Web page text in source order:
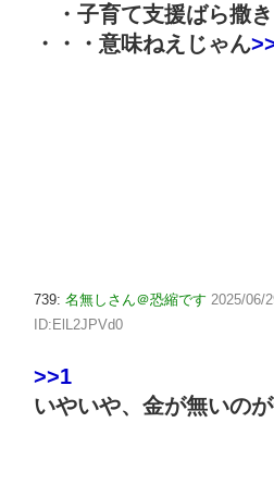
・子育て支援ばら撒き
・・・意味ねえじゃん
739: 名無しさん＠恐縮です 2025/06/
ID:ElL2JPVd0
>>1
いやいや、金が無いの